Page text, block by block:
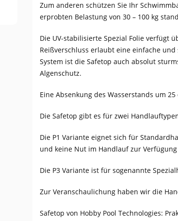
Zum anderen schützen Sie Ihr
erprobten Belastung von 30 – 100 kg
Die UV-stabilisierte Spezial Folie verfügt
Reißverschluss erlaubt eine einfache
System ist die Safetop auch absolut
Algenschutz.
Eine Absenkung des Wasserstands um
Die Safetop gibt es für zwei
Die P1 Variante eignet sich für
und keine Nut im Handlauf zur
Die P3 Variante ist für sogenannte
Zur Veranschaulichung haben wir die
Safetop von Hobby Pool Technologies: